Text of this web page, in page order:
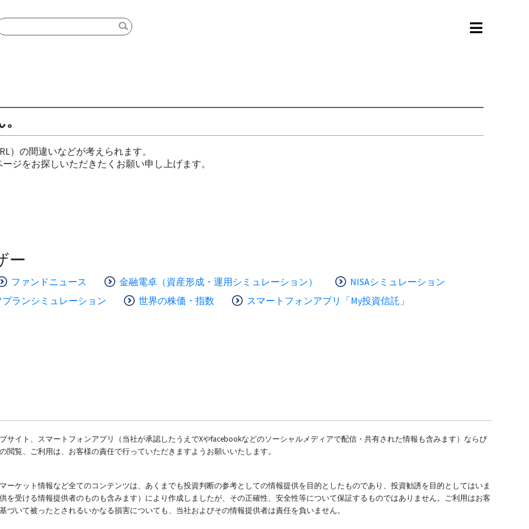
）の間違いなどが考えられます。
ジをお探しいただきたくお願い申し上げます。
ー
ファンドニュース 金融電卓（資産形成・運用シミュレーション）
NISAシミュレーション
ランシミュレーション
世界の株価・指数 スマートフォンアプリ「My投資信託」
イト、スマートフォンアプリ（当社が承認したうえでXやfacebookなどのソーシャルメディアで配信・共有された情報も含みます）ならび
覧、ご利用は、お客様の責任で行っていただきますようお願いいたします。
ケット情報など全てのコンテンツは、あくまでも投資判断の参考としての情報提供を目的としたものであり、投資勧誘を目的としてはいま
受ける情報提供者のものも含みます）により作成しましたが、その正確性、安全性等について保証するものではありません。ご利用はお客
いて被ったとされるいかなる損害についても、当社およびその情報提供者は責任を負いません。